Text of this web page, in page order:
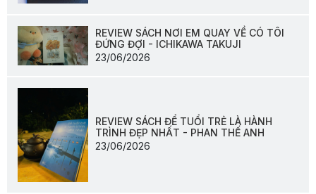
REVIEW SÁCH NƠI EM QUAY VỀ CÓ TÔI
ĐỨNG ĐỢI - ICHIKAWA TAKUJI
23/06/2026
REVIEW SÁCH ĐỂ TUỔI TRẺ LÀ HÀNH
TRÌNH ĐẸP NHẤT - PHAN THẾ ANH
23/06/2026